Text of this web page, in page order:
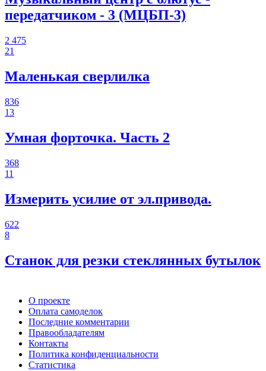
передатчиком - 3 (МЦБП-3)
2 475
21
Маленькая сверлилка
836
13
Умная форточка. Часть 2
368
11
Измерить усилие от эл.привода.
622
8
Станок для резки стеклянных бутылок
О проекте
Оплата самоделок
Последние комментарии
Правообладателям
Контакты
Политика конфиденциальности
Статистика